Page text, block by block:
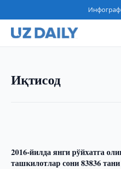
Иқтисод
ЖБ: 2017-йилда
фоизни ташкил этади
2016-йилда янги рўйхатга
ташкилотлар сони 83836